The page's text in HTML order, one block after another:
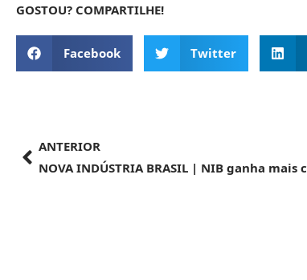
GOSTOU? COMPARTILHE!
Facebook Twitter
ANTERIOR